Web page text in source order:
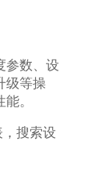
参数、设
级等操
。
搜索设